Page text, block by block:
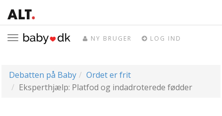
Toggle
NY BRUGER LOG IND
Debatten på Baby
Ordet er frit
Eksperthjælp: Platfod og indadroterede fødder